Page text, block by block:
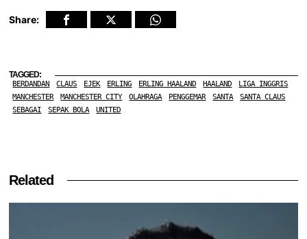
Share:
TAGGED:
BERDANDAN CLAUS EJEK ERLING ERLING HAALAND HAALAND
LIGA INGGRIS
MANCHESTER
MANCHESTER CITY OLAHRAGA PENGGEMAR SANTA
SANTA CLAUS
SEBAGAI
SEPAK BOLA UNITED
Related